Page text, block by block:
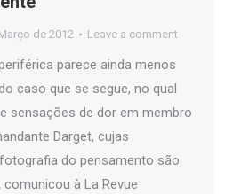
de 2012 Leave a comment
parece ainda menos
caso que se segue, no qual
sensações de dor em membro
Darget, cujas
do pensamento são
à La Revue